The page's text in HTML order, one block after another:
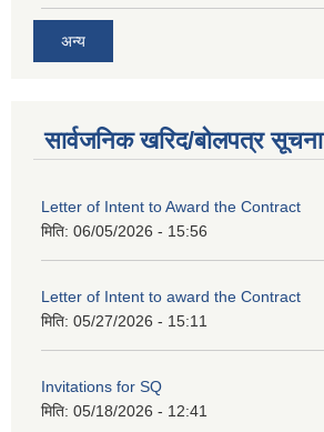
अन्य
सार्वजनिक खरिद/बोलपत्र सूचना
Letter of Intent to Award the Contract
मिति: 06/05/2026 - 15:56
Letter of Intent to award the Contract
मिति: 05/27/2026 - 15:11
Invitations for SQ
मिति: 05/18/2026 - 12:41